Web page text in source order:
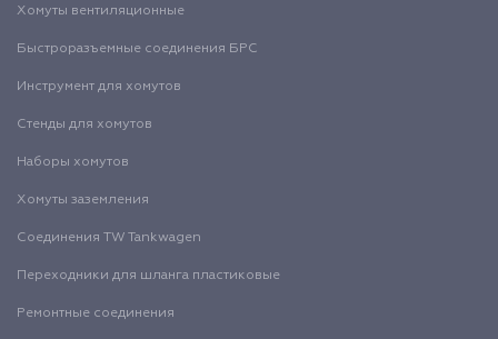
Хомуты вентиляционные
Быстроразъемные соединения БРС
Инструмент для хомутов
Стенды для хомутов
Наборы хомутов
Хомуты заземления
Соединения TW Tankwagen
Переходники для шланга пластиковые
Ремонтные соединения